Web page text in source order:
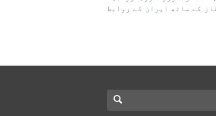
کے ساتھ ایران کے روابط